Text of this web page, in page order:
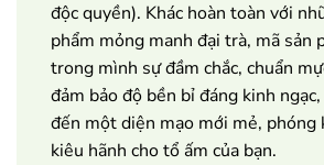
độc quyền). Khác hoàn toàn với
phẩm mỏng manh đại trà, mã sản
trong mình sự đầm chắc, chuẩn
đảm bảo độ bền bỉ đáng kinh
đến một diện mạo mới mẻ, phóng
kiêu hãnh cho tổ ấm của bạn.